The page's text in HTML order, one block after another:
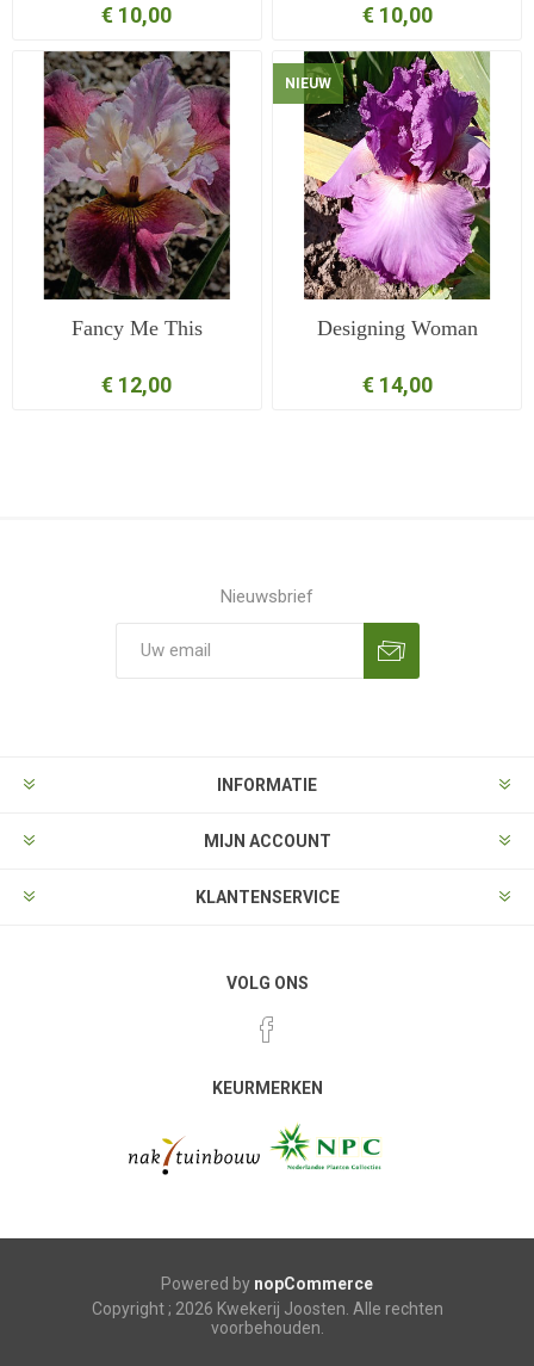
€ 10,00 € 10,00
Fancy Me This
€ 12,00
NIEUW
Designing Woman
€ 14,00
Nieuwsbrief
INFORMATIE
MIJN ACCOUNT
KLANTENSERVICE
VOLG ONS
KEURMERKEN
Powered by nopCommerce
Copyright ; 2026 Kwekerij Joosten. Alle rechten
voorbehouden.